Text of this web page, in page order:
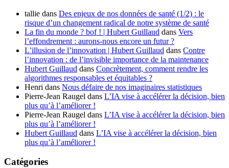
tallie dans Des enjeux de nos données de santé (1/2) : le
risque d’un changement radical de notre système de santé
La fin du monde ? bof ! | Hubert Guillaud dans Vers
l’effondrement : aurons-nous encore un futur ?
L’illusion de l’innovation | Hubert Guillaud dans Contre
l’innovation : de l’invisible importance de la maintenance
Hubert Guillaud dans Concrètement, comment rendre les
algorithmes responsables et équitables ?
Henri dans Nous défaire de nos imaginaires statistiques
Pierre-Jean Raugel dans L’IA vise à accélérer la décision, bien
plus qu’à l’améliorer !
Pierre-Jean Raugel dans L’IA vise à accélérer la décision, bien
plus qu’à l’améliorer !
Hubert Guillaud dans L’IA vise à accélérer la décision, bien
plus qu’à l’améliorer !
Catégories